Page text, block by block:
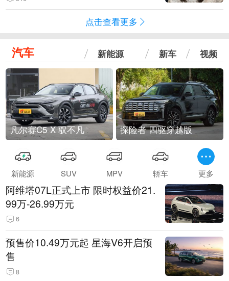
点击查看更多
汽车 新能源 新车 视频
凡尔赛C5 X 驭不凡 探险者 四驱穿越版
新能源 SUV MPV 轿车 更多
阿维塔07L正式上市 限时权益价21.
99万-26.99万元
6
预售价10.49万元起 星海V6开启预
售
8